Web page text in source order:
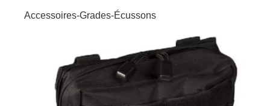
Accessoires-Grades-Écussons